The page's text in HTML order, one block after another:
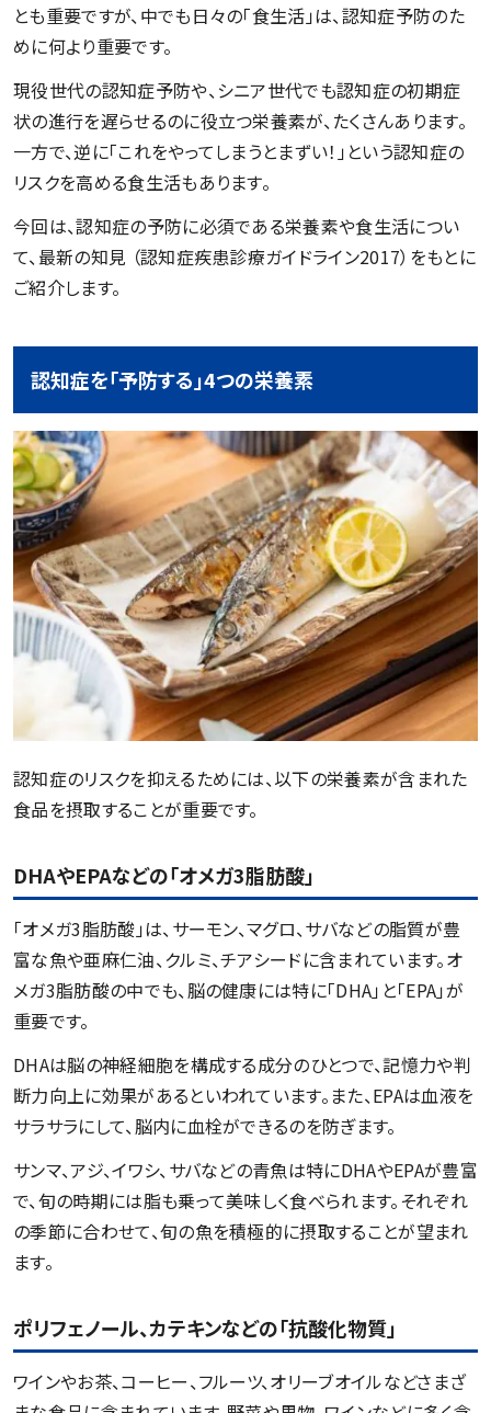
とも重要ですが、中でも日々の「食生活」は、認知症予防のた
めに何より重要です。
現役世代の認知症予防や、シニア世代でも認知症の初期症
状の進行を遅らせるのに役立つ栄養素が、たくさんあります。
一方で、逆に「これをやってしまうとまずい！」という認知症の
リスクを高める食生活もあります。
今回は、認知症の予防に必須である栄養素や食生活につい
て、最新の知見 （認知症疾患診療ガイドライン2017）をもとに
ご紹介します。
認知症を「予防する」4つの栄養素
認知症のリスクを抑えるためには、以下の栄養素が含まれた
食品を摂取することが重要です。
DHAやEPAなどの「オメガ3脂肪酸」
「オメガ3脂肪酸」は、サーモン、マグロ、サバなどの脂質が豊
富な魚や亜麻仁油、クルミ、チアシードに含まれています。オ
メガ3脂肪酸の中でも、脳の健康には特に「DHA」と「EPA」が
重要です。
DHAは脳の神経細胞を構成する成分のひとつで、記憶力や判
断力向上に効果があるといわれています。また、EPAは血液を
サラサラにして、脳内に血栓ができるのを防ぎます。
サンマ、アジ、イワシ、サバなどの青魚は特にDHAやEPAが豊富
で、旬の時期には脂も乗って美味しく食べられます。それぞれ
の季節に合わせて、旬の魚を積極的に摂取することが望まれ
ます。
ポリフェノール、カテキンなどの「抗酸化物質」
ワインやお茶、コーヒー、フルーツ、オリーブオイルなどさまざ